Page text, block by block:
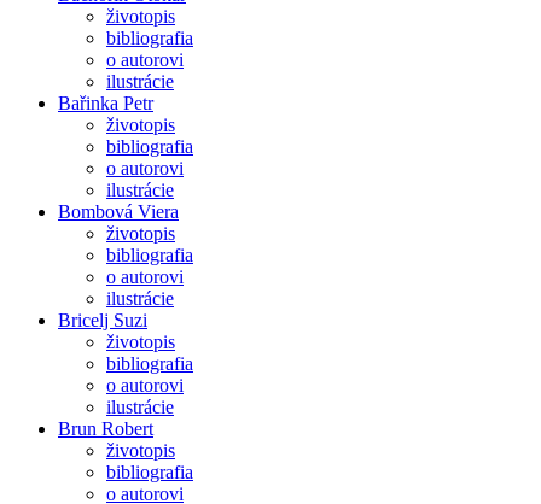
životopis
bibliografia
o autorovi
ilustrácie
Bařinka Petr
životopis
bibliografia
o autorovi
ilustrácie
Bombová Viera
životopis
bibliografia
o autorovi
ilustrácie
Bricelj Suzi
životopis
bibliografia
o autorovi
ilustrácie
Brun Robert
životopis
bibliografia
o autorovi